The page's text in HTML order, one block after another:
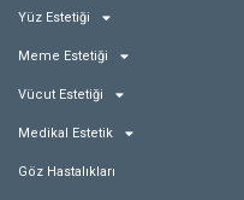
Yüz Estetiği
Meme Estetiği
Vücut Estetiği
Medikal Estetik
Göz Hastalıkları